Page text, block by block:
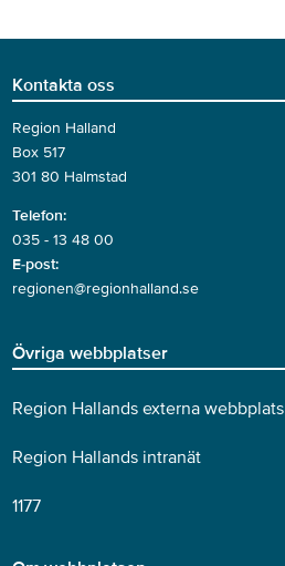
Kontakta oss
Region Halland
Box 517
301 80 Halmstad
Telefon:
035 - 13 48 00
E-post:
regionen@regionhalland.se
Övriga webbplatser
Region Hallands externa webbplats
Region Hallands intranät
1177